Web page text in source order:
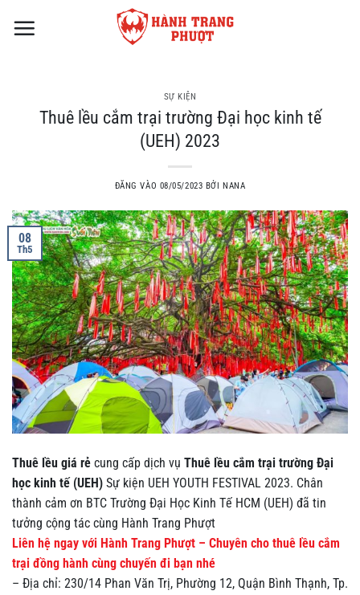
qua
SỰ KIỆN
Thuê lều cắm trại trường Đại học kinh tế
(UEH) 2023
ĐĂNG VÀO 08/05/2023 BỞINANA
08
Th5
Thuê lều giá rẻ cung cấp dịch vụ Thuê lều cắm trại trường Đại
học kinh tế (UEH) Sự kiện UEH YOUTH FESTIVAL 2023. Chân
thành cảm ơn BTC Trường Đại Học Kinh Tế HCM (UEH) đã tin
tưởng cộng tác cùng Hành Trang Phượt
Liên hệ ngay với Hành Trang Phượt – Chuyên cho thuê lều cắm
trại đồng hành cùng chuyến đi bạn nhé
– Địa chỉ: 230/14 Phan Văn Trị, Phường 12, Quận Bình Thạnh, Tp.